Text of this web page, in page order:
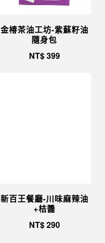
金椿茶油工坊-紫蘇籽油
隨身包
NT$399
新百王餐廳-川味麻辣油
+桔醬
NT$290